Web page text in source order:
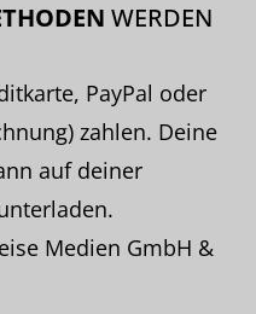
WERDEN
PayPal oder
zahlen. Deine
auf deiner
Medien GmbH &